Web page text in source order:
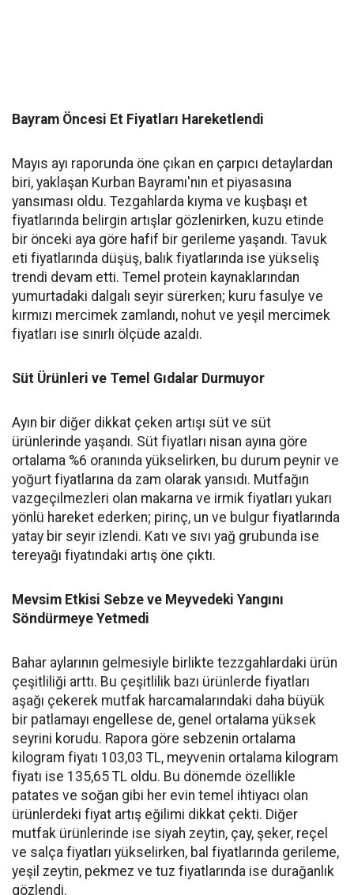
Bayram Öncesi Et Fiyatları Hareketlendi
​Mayıs ayı raporunda öne çıkan en çarpıcı detaylardan
biri, yaklaşan Kurban Bayramı'nın et piyasasına
yansıması oldu. Tezgahlarda kıyma ve kuşbaşı et
fiyatlarında belirgin artışlar gözlenirken, kuzu etinde
bir önceki aya göre hafif bir gerileme yaşandı. Tavuk
eti fiyatlarında düşüş, balık fiyatlarında ise yükseliş
trendi devam etti. Temel protein kaynaklarından
yumurtadaki dalgalı seyir sürerken; kuru fasulye ve
kırmızı mercimek zamlandı, nohut ve yeşil mercimek
fiyatları ise sınırlı ölçüde azaldı.
Süt Ürünleri ve Temel Gıdalar Durmuyor
​Ayın bir diğer dikkat çeken artışı süt ve süt
ürünlerinde yaşandı. Süt fiyatları nisan ayına göre
ortalama %6 oranında yükselirken, bu durum peynir ve
yoğurt fiyatlarına da zam olarak yansıdı. Mutfağın
vazgeçilmezleri olan makarna ve irmik fiyatları yukarı
yönlü hareket ederken; pirinç, un ve bulgur fiyatlarında
yatay bir seyir izlendi. Katı ve sıvı yağ grubunda ise
tereyağı fiyatındaki artış öne çıktı.
Mevsim Etkisi Sebze ve Meyvedeki Yangını
Söndürmeye Yetmedi
​Bahar aylarının gelmesiyle birlikte tezzgahlardaki ürün
çeşitliliği arttı. Bu çeşitlilik bazı ürünlerde fiyatları
aşağı çekerek mutfak harcamalarındaki daha büyük
bir patlamayı engellese de, genel ortalama yüksek
seyrini korudu. Rapora göre sebzenin ortalama
kilogram fiyatı 103,03 TL, meyvenin ortalama kilogram
fiyatı ise 135,65 TL oldu. Bu dönemde özellikle
patates ve soğan gibi her evin temel ihtiyacı olan
ürünlerdeki fiyat artış eğilimi dikkat çekti. Diğer
mutfak ürünlerinde ise siyah zeytin, çay, şeker, reçel
ve salça fiyatları yükselirken, bal fiyatlarında gerileme,
yeşil zeytin, pekmez ve tuz fiyatlarında ise durağanlık
gözlendi.